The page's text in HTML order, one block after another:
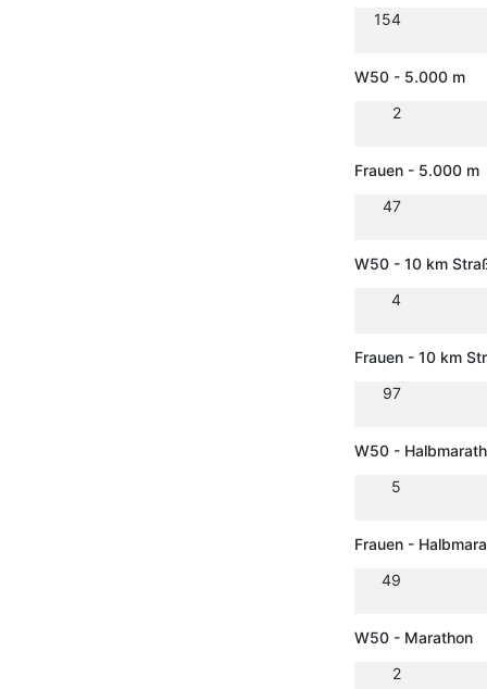
154
W50 - 5.000 m
2
Frauen - 5.000 m
47
W50 - 10 km
4
Frauen - 10 km
97
W50 -
5
Frauen -
49
W50 - Marathon
2